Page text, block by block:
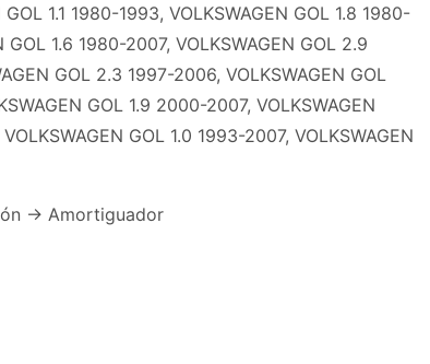
GOL 1.1 1980-1993, VOLKSWAGEN GOL 1.8 1980-
GOL 1.6 1980-2007, VOLKSWAGEN GOL 2.9
GOL 2.3 1997-2006, VOLKSWAGEN GOL
GOL 1.9 2000-2007, VOLKSWAGEN
GOL 1.0 1993-2007, VOLKSWAGEN
-> Amortiguador